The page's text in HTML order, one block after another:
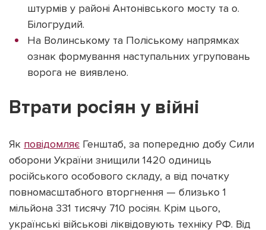
штурмів у районі Антонівського мосту та о.
Білогрудий.
На Волинському та Поліському напрямках
ознак формування наступальних угруповань
ворога не виявлено.
Втрати росіян у війні
Як повідомляє Генштаб, за попередню добу Сили
оборони України знищили 1420 одиниць
російського особового складу, а від початку
повномасштабного вторгнення — близько 1
мільйона 331 тисячу 710 росіян. Крім цього,
українські військові ліквідовують техніку РФ. Від